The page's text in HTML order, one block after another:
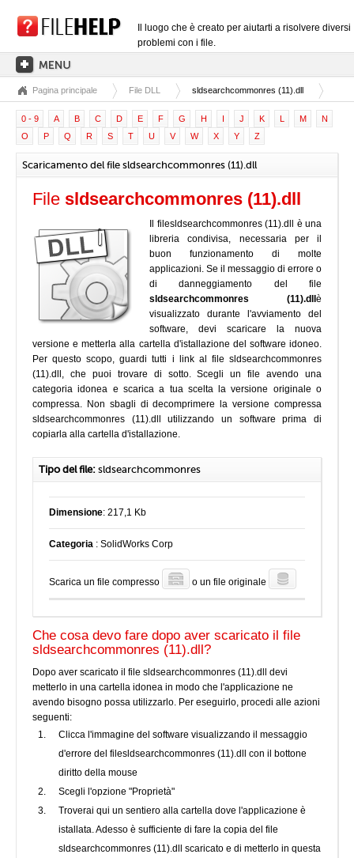
Il luogo che è creato per aiutarti a risolvere diversi
problemi con i file.
PAGINA PRINCIPALE
CATEGORIE DELLE ESTENSIONI
CATEGORIE DEI DRIVER
FILE DLL
CONVERSIONI DI FILE
SOFTWARE
Pagina principale File DLL sldsearchcommonres (11).dll
0 - 9 A B C D E F G H I J K L M
N
O
P Q R S T U V W X Y Z
Scaricamento del file sldsearchcommonres (11).dll
File sldsearchcommonres (11).dll
Il filesldsearchcommonres (11).dll è una
libreria condivisa, necessaria per il
buon funzionamento di molte
applicazioni. Se il messaggio di errore o
di danneggiamento del file
sldsearchcommonres (11).dll è
visualizzato durante l'avviamento del
software, devi scaricare la nuova
versione e metterla alla cartella d'istallazione del software idoneo.
Per questo scopo, guardi tutti i link al file sldsearchcommonres
(11).dll, che puoi trovare di sotto. Scegli un file avendo una
categoria idonea e scarica a tua scelta la versione originale o
compressa. Non sbagli di decomprimere la versione compressa
sldsearchcommonres (11).dll utilizzando un software prima di
copiarla alla cartella d'istallazione.
Tipo del file: sldsearchcommonres
Dimensione: 217,1 Kb
Categoria : SolidWorks Corp
Scarica un file compresso o un file originale
Che cosa devo fare dopo aver scaricato il file
sldsearchcommonres (11).dll?
Dopo aver scaricato il file sldsearchcommonres (11).dll devi
metterlo in una cartella idonea in modo che l'applicazione ne
avendo bisogno possa utilizzarlo. Per eseguirlo, procedi alle azioni
seguenti:
Clicca l'immagine del software visualizzando il messaggio
d'errore del filesldsearchcommonres (11).dll con il bottone
diritto della mouse
Scegli l'opzione "Proprietà"
Troverai qui un sentiero alla cartella dove l'applicazione è
istallata. Adesso è sufficiente di fare la copia del file
sldsearchcommonres (11).dll scaricato e di metterlo in questa